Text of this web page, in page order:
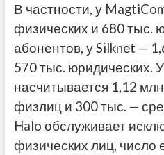
В частности, у
физических и 680 тыс.
абонентов, у Silknet —
570 тыс. юридических.
насчитывается 1,12
физлиц и 300 тыс. —
Halo обслуживает
физических лиц, число